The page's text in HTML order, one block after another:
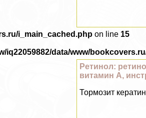
i_main_cached.php on line 15
iq22059882/data/www/
Ретинол:
витамин А,
Тормозит